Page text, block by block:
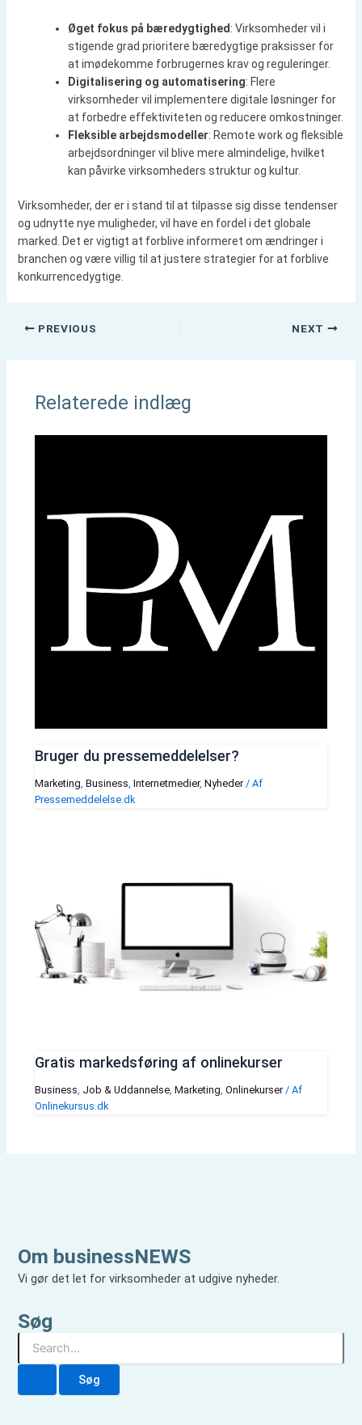
Øget fokus på bæredygtighed : Virksomheder vil i
stigende grad prioritere bæredygtige praksisser for
at imødekomme forbrugernes krav og reguleringer.
Digitalisering og automatisering: Flere
virksomheder vil implementere digitale løsninger for
at forbedre effektiviteten og reducere omkostninger.
Fleksible arbejdsmodeller: Remote work og fleksible
arbejdsordninger vil blive mere almindelige, hvilket
kan påvirke virksomheders struktur og kultur.
Virksomheder, der er i stand til at tilpasse sig disse tendenser
og udnytte nye muligheder, vil have en fordel i det globale
marked. Det er vigtigt at forblive informeret om ændringer i
branchen og være villig til at justere strategier for at forblive
konkurrencedygtige.
PREVIOUS NEXT
Relaterede indlæg
Bruger du pressemeddelelser?
Marketing Business Internetmedier, Nyheder/ Af
Pressemeddelelse.dk
Gratis markedsføring af onlinekurser
Business Job & Uddannelse, Marketing Onlinekurser/ Af
Onlinekursus.dk
Om businessNEWS
Vi gør det let for virksomheder at udgive nyheder.
Søg